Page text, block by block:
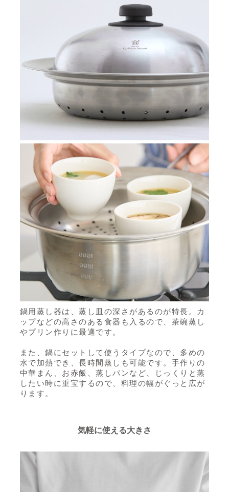
鍋用蒸し器は、蒸し皿の深さがあるのが特長。カ
ップなどの高さのある食器も入るので、茶碗蒸し
やプリン作りに最適です。
また、鍋にセットして使うタイプなので、多めの
水で加熱でき、長時間蒸しも可能です。手作りの
中華まん、お赤飯、蒸しパンなど、じっくりと蒸
したい時に重宝するので、料理の幅がぐっと広が
ります。
気軽に使える大きさ